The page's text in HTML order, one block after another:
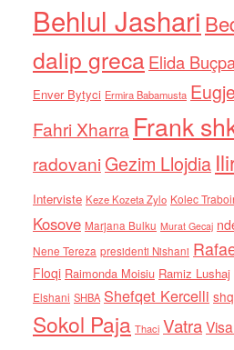
Behlul Jashari
dalip grecaElida
Enver Bytyci Ermira Babamusta
Fahri Xharra Frank
radovaniGezim Llojdia
Interviste Keze Kozeta Zylo Kolec
Kosove Marjana Bulku Murat Gecaj
Nene Tereza presidenti Nishani
Floqi Raimonda Moisiu Ramiz Lushaj
Elshani SHBA Shefqet Kercelli
Sokol Paja Thaci Vatra